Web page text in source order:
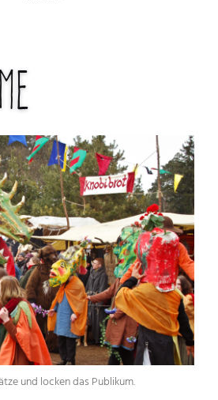
und locken das Publikum.